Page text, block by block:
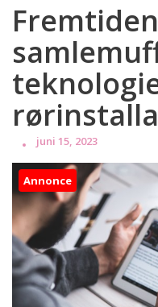
juni 15, 2023
Annonce